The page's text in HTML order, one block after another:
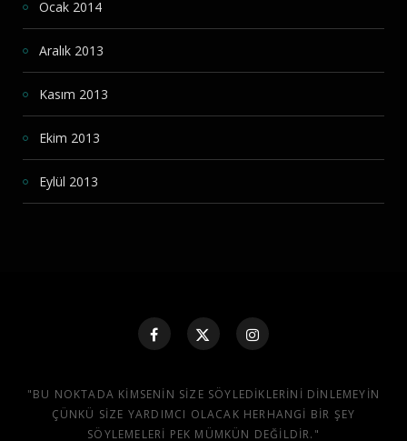
Ocak 2014
Aralık 2013
Kasım 2013
Ekim 2013
Eylül 2013
"BU NOKTADA KIMSENIN SIZE SÖYLEDIKLERINI DINLEMEYIN
ÇÜNKÜ SIZE YARDIMCI OLACAK HERHANGI BIR ŞEY
SÖYLEMELERI PEK MÜMKÜN DEĞILDIR."